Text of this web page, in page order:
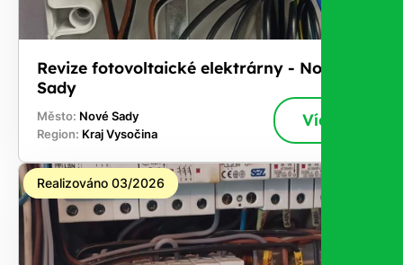
Revize fotovoltaické elektrárny - Nové
Sady
Město: Nové Sady
Region: Kraj Vysočina
Více
Realizováno 03/2026